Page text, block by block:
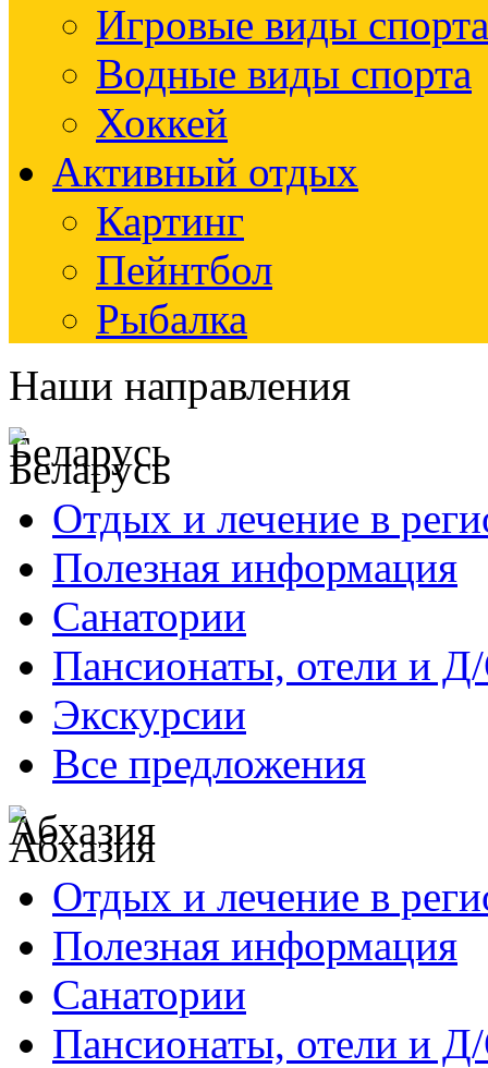
Игровые виды спорта
Водные виды спорта
Хоккей
Активный отдых
Картинг
Пейнтбол
Рыбалка
Наши направления
Беларусь
Отдых и лечение в
Полезная информация
Санатории
Пансионаты, отели и
Экскурсии
Все предложения
Абхазия
Отдых и лечение в
Полезная информация
Санатории
Пансионаты, отели и